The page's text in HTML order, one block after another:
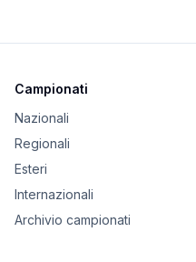
Campionati
Nazionali
Regionali
Esteri
Internazionali
Archivio campionati